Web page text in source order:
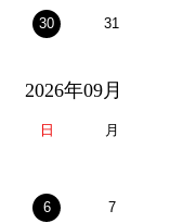
30 31
2026年09月
日 月
6 7